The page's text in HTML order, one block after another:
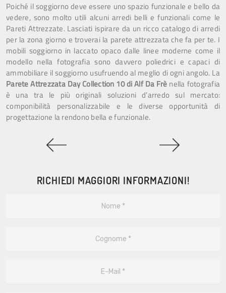
Poiché il soggiorno deve essere uno spazio funzionale e bello da
vedere, sono molto utili alcuni arredi belli e funzionali come le
Pareti Attrezzate. Lasciati ispirare da un ricco catalogo di arredi
per la zona giorno e troverai la parete attrezzata che fa per te. I
mobili soggiorno in laccato opaco dalle linee moderne come il
modello nella fotografia sono davvero poliedrici e capaci di
ammobiliare il soggiorno usufruendo al meglio di ogni angolo. La
Parete Attrezzata Day Collection 10 di Alf Da Frè nella fotografia
è una tra le più originali soluzioni d’arredo sul mercato:
componibilità personalizzabile e le diverse opportunità di
progettazione la rendono bella e funzionale.
RICHIEDI MAGGIORI INFORMAZIONI!